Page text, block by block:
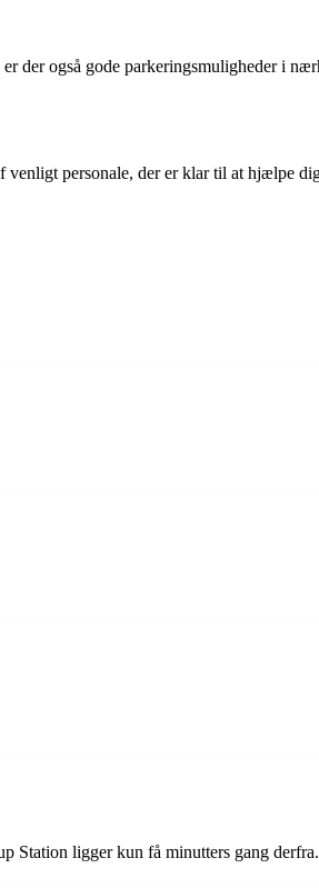
der også gode parkeringsmuligheder i
personale, der er klar til at hjælpe
Station ligger kun få minutters gang derfra.